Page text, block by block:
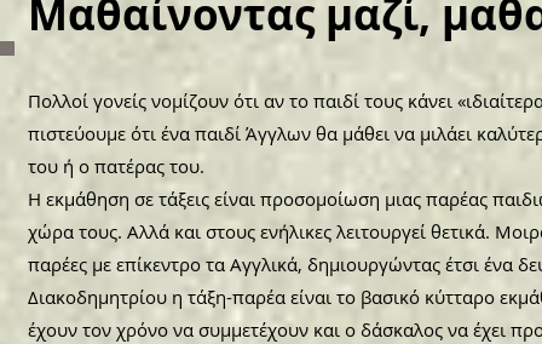
Mαθαίνοντας μαζί,
Πολλοί γονείς νομίζουν ότι αν το παιδί τους κάνει
πιστεύουμε ότι ένα παιδί Άγγλων θα μάθει να μιλάει
του ή ο πατέρας του.
Η εκμάθηση σε τάξεις είναι προσομοίωση μιας παρέας
χώρα τους. Αλλά και στους ενήλικες λειτουργεί θετικά.
παρέες με επίκεντρο τα Αγγλικά, δημιουργώντας έτσι ένα
Διακοδημητρίου η τάξη-παρέα είναι το βασικό κύτταρο
έχουν τον χρόνο να συμμετέχουν και ο δάσκαλος να έχει